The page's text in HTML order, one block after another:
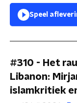
Speel
#310 - Het
Libanon:
islamkritiek